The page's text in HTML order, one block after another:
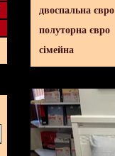
двоспальна євро
полуторна євро
сімейна